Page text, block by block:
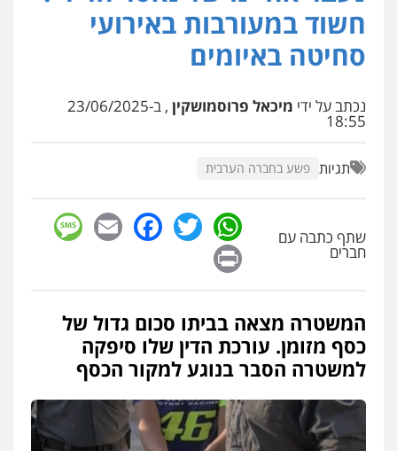
נוער רישום פלילי
0522763105
פלילי צבאי מעצרים וחקירות
כלכלי אלימות סמים מעצרים
0525544654
0507206063
פלילי פשיעה חמורה מעצרים וחקירות
קטינים
0538788878
חשוד במעורבות באירועי
סחיטה באיומים
נכתב על ידי מיכאל פרוסמושקין , ב-23/06/2025
18:55
תגיות פשע בחברה הערבית
שתף כתבה עם
חברים
WhatsApp
Twitter
Facebook
Email
המשטרה מצאה בביתו סכום גדול של
כסף מזומן. עורכת הדין שלו סיפקה
למשטרה הסבר בנוגע למקור הכסף